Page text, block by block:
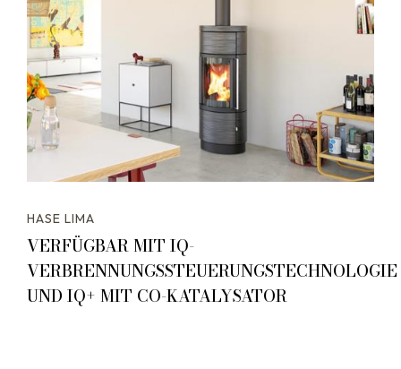
HASE LIMA
VERFÜGBAR MIT IQ-
VERBRENNUNGSSTEUERUNGSTECHNOLOGIE
UND IQ+ MIT CO-KATALYSATOR